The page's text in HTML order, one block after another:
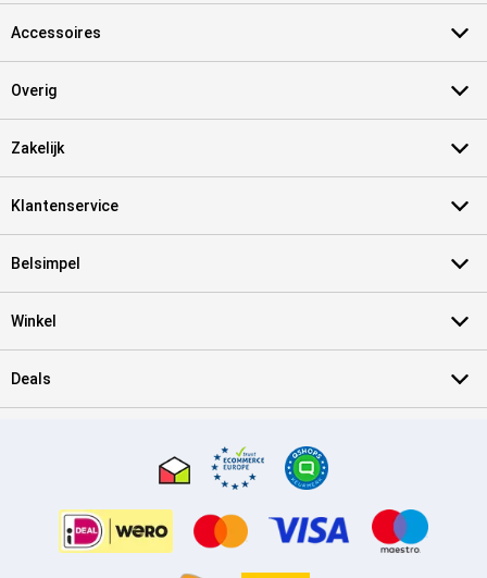
Accessoires
Overig
Zakelijk
Klantenservice
Belsimpel
Winkel
Deals